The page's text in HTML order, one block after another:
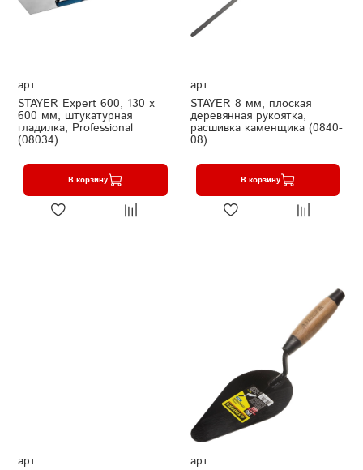
арт.
STAYER Expert 600, 130 х
600 мм, штукатурная
гладилка, Professional
(08034)
В корзину
арт.
STAYER 8 мм, плоская
деревянная рукоятка,
расшивка каменщика (0840-
08)
В корзину
арт.
арт.